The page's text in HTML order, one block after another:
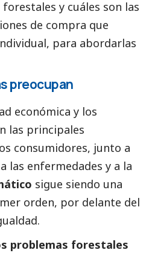
y cuáles son las
de compra que
para abordarlas
preocupan
económica y los
las principales
consumidores, junto a
las enfermedades y a la
sigue siendo una
orden, por delante del
problemas forestales